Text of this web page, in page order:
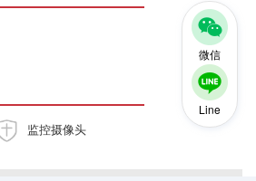
微信
Line
监控摄像头